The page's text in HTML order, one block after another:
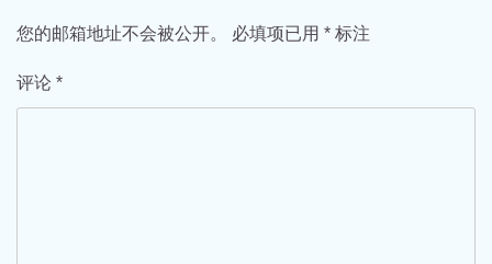
您的邮箱地址不会被公开。 必填项已用 * 标注
评论 *